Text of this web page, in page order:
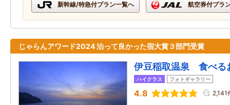
新幹線/特急付プラン一覧へ 航空券付プラ
じゃらんアワード2024 泊って良かった宿大賞３部門受賞
伊豆稲取温泉 食べ
ハイクラス フォトギャラリー
4.8 2,141